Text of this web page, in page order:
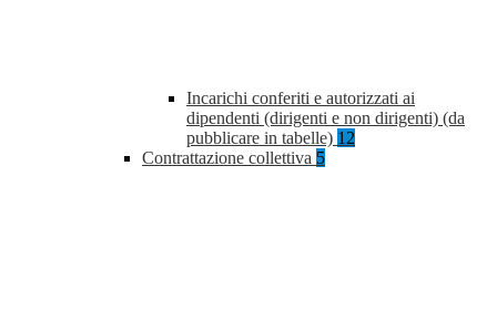
Incarichi conferiti e autorizzati ai
dipendenti (dirigenti e non dirigenti) (da
pubblicare in tabelle) 12
Contrattazione collettiva 5